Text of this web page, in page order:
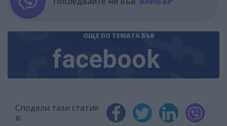
ОЩЕ ПО ТЕМАТА ВЪВ
facebook
Сподели тази статия
в: